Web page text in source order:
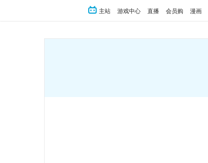
主站 游戏中心 直播 会员购 漫画